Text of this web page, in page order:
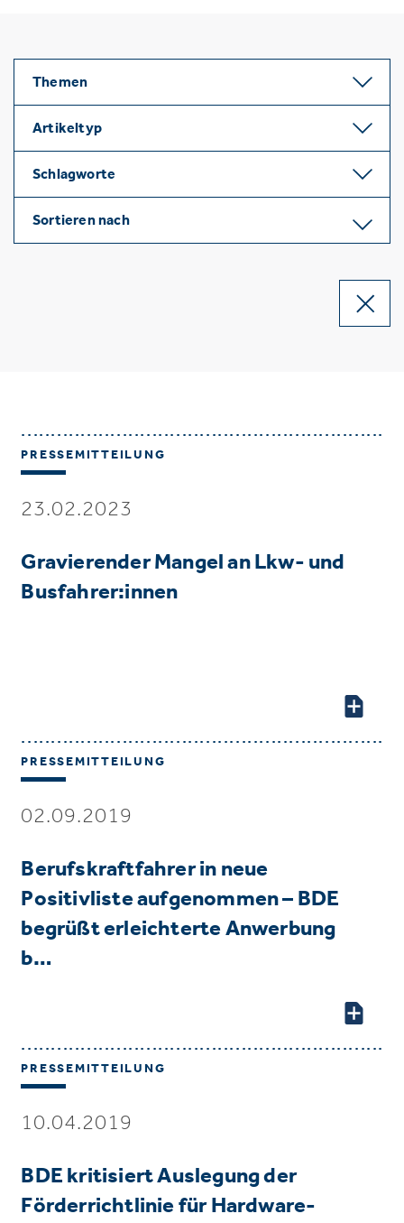
Themen
Artikeltyp
Schlagworte
Sortieren nach
PRESSEMITTEILUNG
23.02.2023
Gravierender Mangel an Lkw- und
Busfahrer:innen
PRESSEMITTEILUNG
02.09.2019
Berufskraftfahrer in neue
Positivliste aufgenommen – BDE
begrüßt erleichterte Anwerbung
b…
PRESSEMITTEILUNG
10.04.2019
BDE kritisiert Auslegung der
Förderrichtlinie für Hardware-